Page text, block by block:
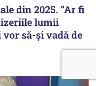
din 2025. ”Ar fi
lumii
să-și vadă de